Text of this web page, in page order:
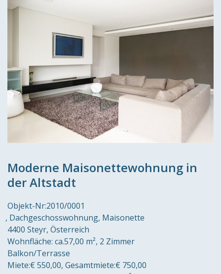
Moderne Maisonettewohnung in
der Altstadt
Objekt-Nr:2010/0001
Dachgeschosswohnung, Maisonette
4400 Steyr Österreich
Wohnfläche: ca.57,00 m² 2 Zimmer
Balkon/Terrasse
Miete:€ 550,00 Gesamtmiete:€ 750,00